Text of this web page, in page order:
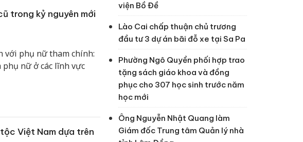
trong kỷ nguyên mới
với phụ nữ tham chính:
nữ ở các lĩnh vực
Việt Nam dựa trên
viện Bồ Đề
Lào Cai chấp thuận chủ trương
đầu tư 3 dự án bãi đỗ xe tại Sa Pa
Phường Ngô Quyền phối hợp trao
tặng sách giáo khoa và đồng
phục cho 307 học sinh trước năm
học mới
Ông Nguyễn Nhật Quang làm
Giám đốc Trung tâm Quản lý nhà